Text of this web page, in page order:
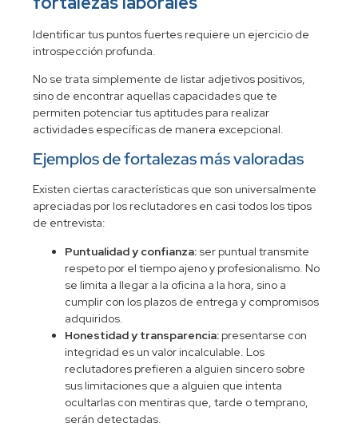
Identificar tus puntos fuertes requiere un ejercicio de
introspección profunda.
No se trata simplemente de listar adjetivos positivos,
sino de encontrar aquellas capacidades que te
permiten potenciar tus aptitudes para realizar
actividades específicas de manera excepcional.
Ejemplos de fortalezas más valoradas
Existen ciertas características que son universalmente
apreciadas por los reclutadores en casi todos lostipos
de entrevista:
Puntualidad y confianza: ser puntual transmite
respeto por el tiempo ajeno y profesionalismo. No
se limita a llegar a la oficina a la hora, sino a
cumplir con los plazos de entrega y compromisos
adquiridos.
Honestidad y transparencia: presentarse con
integridad es un valor incalculable. Los
reclutadores prefieren a alguien sincero sobre
sus limitaciones que a alguien que intenta
ocultarlas con mentiras que, tarde o temprano,
serán detectadas.